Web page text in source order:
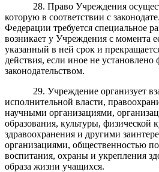
28. Право Учреждения
которую в соответствии с
Федерации требуется специальное
возникает у Учреждения с момента
указанный в ней срок и
действия, если иное не установлено
законодательством.
29. Учреждение организует
исполнительной власти,
научными организациями,
образования, культуры, физической
здравоохранения и другими
организациями, общественностью
воспитания, охраны и укрепления
образа жизни учащихся.